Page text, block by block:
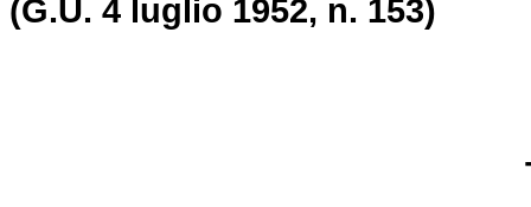
(G.U. 4 luglio 1952, n. 153)